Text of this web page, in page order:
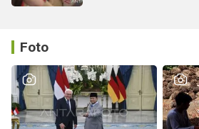
Foto